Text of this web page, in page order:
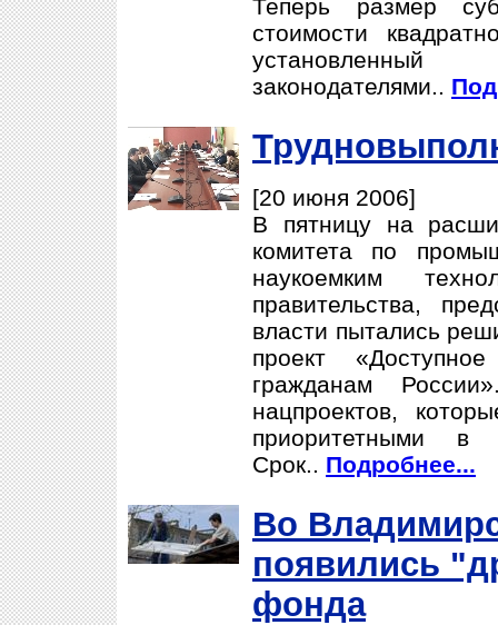
Теперь размер
стоимости
законодателями..
[20 июня 2006]
В пятницу на
комитета по
наукоемким
правительства,
власти пытались
проект
гражданам
нацпроектов,
приоритетными в
Срок.. Подробнее...
Во
появились
фонда